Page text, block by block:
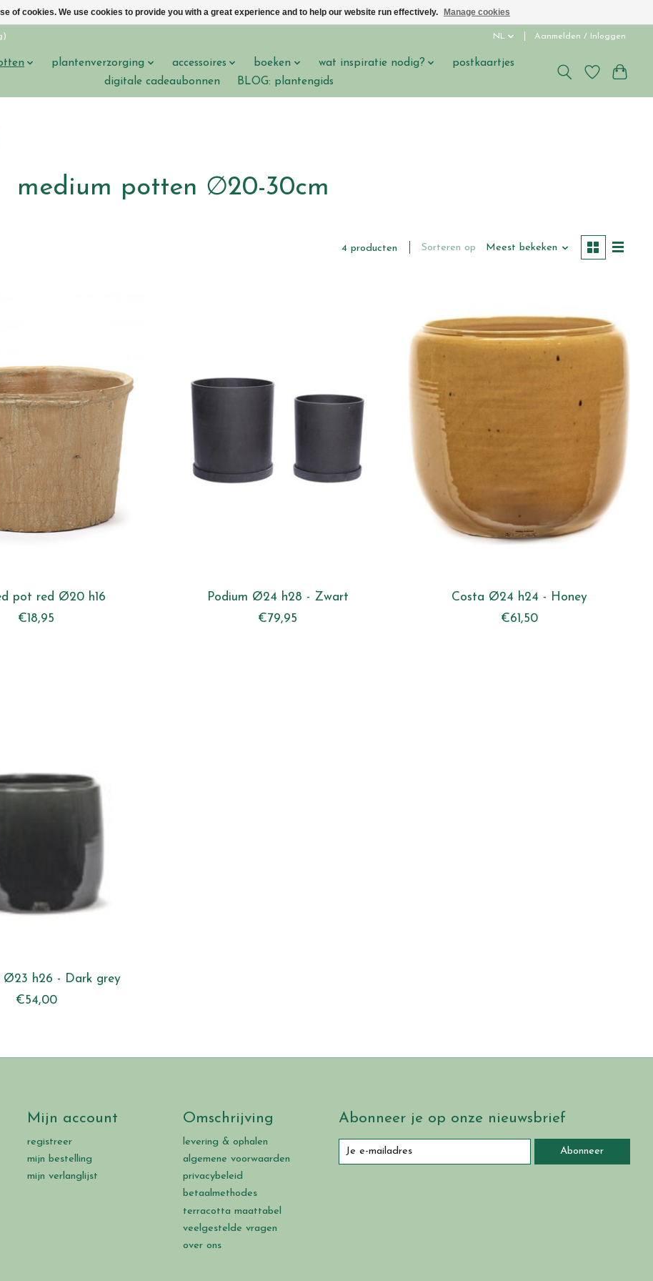
NL Aanmelden / Inloggen
plantenverzorging accessoires boeken wat inspiratie nodig?
postkaartjes
digitale cadeaubonnen
BLOG: plantengids
medium potten ∅20-30cm
4 producten Sorteren op Meest bekeken
pot red Ø20 h16
€18,95
Podium Ø24 h28 - Zwart
€79,95
Costa Ø24 h24 - Honey
€61,50
Ø23 h26 - Dark grey
€54,00
Mijn account
registreer
mijn bestelling
mijn verlanglijst
Omschrijving
levering & ophalen
algemene voorwaarden
privacybeleid
betaalmethodes
terracotta maattabel
veelgestelde vragen
over ons
Abonneer je op onze nieuwsbrief
Abonneer
of cookies. We use cookies to provide you with a great experience and to help our website run effectively. Manage cookies